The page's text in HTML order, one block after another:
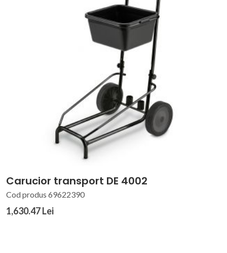
Carucior transport DE 4002
Cod produs 69622390
1,630.47 Lei